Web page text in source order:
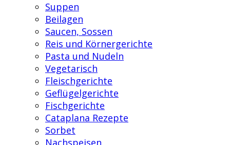
Suppen
Beilagen
Saucen, Sossen
Reis und Körnergerichte
Pasta und Nudeln
Vegetarisch
Fleischgerichte
Geflügelgerichte
Fischgerichte
Cataplana Rezepte
Sorbet